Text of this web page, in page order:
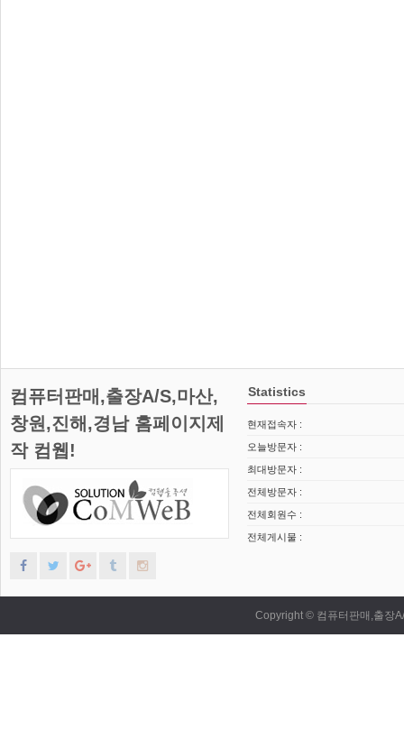
컴퓨터판매,출장A/S,마산,
창원,진해,경남 홈페이지제
작 컴웹!
Statistics
현재접속자 :
오늘방문자 :
최대방문자 :
전체방문자 :
전체회원수 :
전체게시물 :
Copyright © 컴퓨터판매,출장